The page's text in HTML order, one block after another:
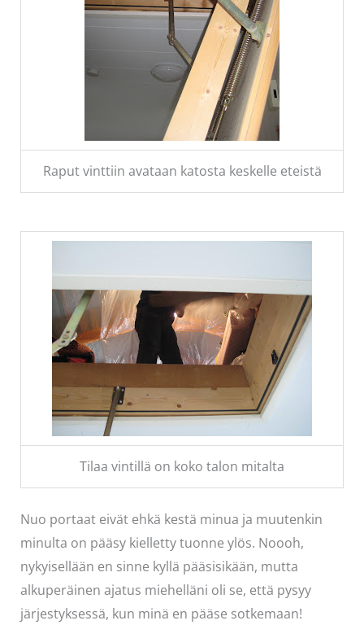
Raput vinttiin avataan katosta keskelle eteistä
Tilaa vintillä on koko talon mitalta
Nuo portaat eivät ehkä kestä minua ja muutenkin
minulta on pääsy kielletty tuonne ylös. Noooh,
nykyisellään en sinne kyllä pääsisikään, mutta
alkuperäinen ajatus miehelläni oli se, että pysyy
järjestyksessä, kun minä en pääse sotkemaan!